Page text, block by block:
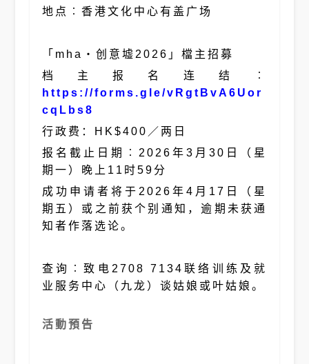
地点︰香港文化中心有盖广场
「mha・创意墟2026」檔主招募
档主报名连结︰
https://forms.gle/vRgtBvA6Uor
cqLbs8
行政费：HK$400／两日
报名截止日期︰2026年3月30日（星
期一）晚上11时59分
成功申请者将于2026年4月17日（星
期五）或之前获个别通知，逾期未获通
知者作落选论。
查询︰致电2708 7134联络训练及就
业服务中心（九龙）谈姑娘或叶姑娘。
活動預告